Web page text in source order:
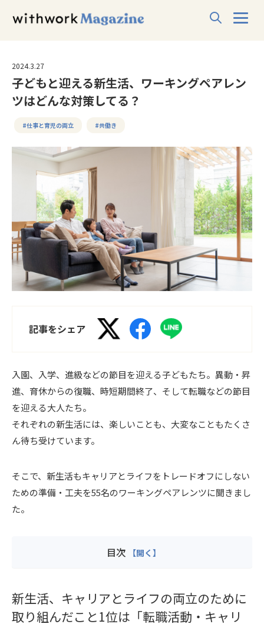
2024.3.27
子どもと迎える新生活、ワーキングペアレン
ツはどんな対策してる？
#仕事と育児の両立 #共働き
記事をシェア
入園、入学、進級などの節目を迎える子どもたち。異動・昇
進、育休からの復職、時短期間終了、そして転職などの節目
を迎える大人たち。
それぞれの新生活には、楽しいことも、大変なこともたくさ
ん待ち受けています。
そこで、新生活もキャリアとライフをトレードオフにしない
ための準備・工夫を55名のワーキングペアレンツに聞きまし
た。
目次
新生活、キャリアとライフの両立のために
取り組んだこと1位は「転職活動・キャリ